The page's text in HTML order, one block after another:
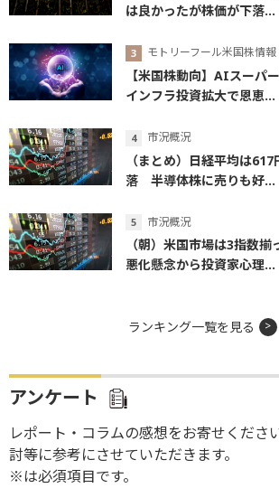
は良かったが株価が下落...
モトリーフール米国株情報
【米国株動向】AIスーパ
インフラ投資拡大で恩恵...
市況概況
（まとめ）日経平均は
落 半導体株に売りも好...
市況概況
（朝）米国市場は3指数
悪化懸念から投資家心理...
ランキング一覧を見る
アンケート
レポート・コラムの感想をお寄せくださ
討等に参考にさせていただきます。
※は必須項目です。